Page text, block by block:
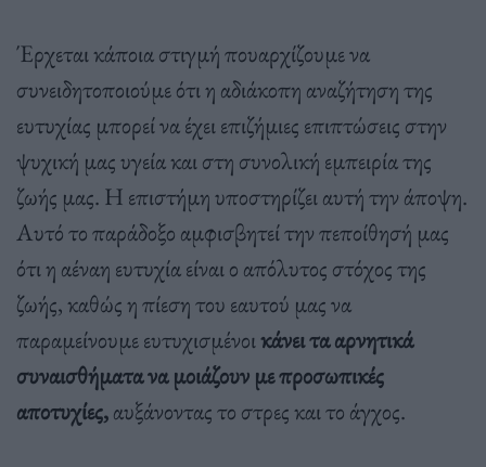
Έρχεται κάποια στιγμή πουαρχίζουμε να
συνειδητοποιούμε ότι η αδιάκοπη αναζήτηση της
ευτυχίας μπορεί να έχει επιζήμιες επιπτώσεις στην
ψυχική μας υγεία και στη συνολική εμπειρία της
ζωής μας. Η επιστήμη υποστηρίζει αυτή την άποψη.
Αυτό το παράδοξο αμφισβητεί την πεποίθησή μας
ότι η αέναη ευτυχία είναι ο απόλυτος στόχος της
ζωής, καθώς η πίεση του εαυτού μας να
παραμείνουμε ευτυχισμένοικάνει τα αρνητικά
συναισθήματα να μοιάζουν με προσωπικές
αποτυχίες,αυξάνοντας το στρες και το άγχος.